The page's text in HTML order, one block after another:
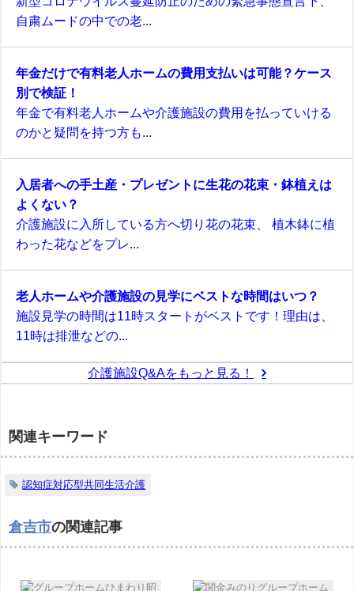
自粛ムードの中での老...
年金だけで有料老人ホームの費用支払いは可能？ケース
別で検証！
年金で有料老人ホームや介護施設の費用を払っていける
のかと疑問を持つ方も...
入居者への手土産・プレゼントに生花の花束・鉢植えは
よくない？
介護施設に入所している方へ切り花の花束、 植木鉢に植
わった花などをプレ...
老人ホームや介護施設の見学にベストな時間はいつ？
施設見学の時間は11時スタートがベストです！理由は、
11時は排泄などの...
介護施設Q&Aをもっと見る！
関連キーワード
認知症対応型共同生活介護
倉吉市の関連記事